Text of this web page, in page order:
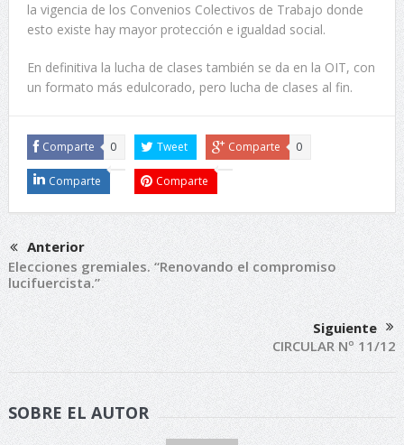
la vigencia de los Convenios Colectivos de Trabajo donde
esto existe hay mayor protección e igualdad social.
En definitiva la lucha de clases también se da en la OIT, con
un formato más edulcorado, pero lucha de clases al fin.
Comparte 0 Tweet Comparte 0
Comparte Comparte
Anterior
Elecciones gremiales. “Renovando el compromiso
lucifuercista.”
Siguiente
CIRCULAR Nº 11/12
SOBRE EL AUTOR